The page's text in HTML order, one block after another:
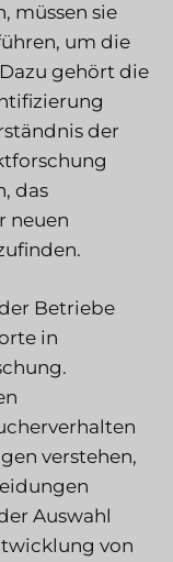
müssen sie
um die
gehört die
der
das
neuen
Betriebe
in
verstehen,
Auswahl
von